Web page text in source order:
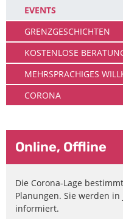
EVENTS
GRENZGESCHICHTEN
KOSTENLOSE
MEHRSPRACHIGES
CORONA
Online, Offline
Die Corona-Lage
Planungen. Sie werden
informiert.